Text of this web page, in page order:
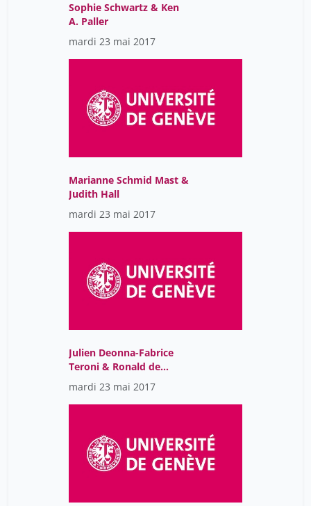
Sophie Schwartz & Ken
A. Paller
mardi 23 mai 2017
Marianne Schmid Mast &
Judith Hall
mardi 23 mai 2017
Julien Deonna-Fabrice
Teroni & Ronald de
Sousa
mardi 23 mai 2017